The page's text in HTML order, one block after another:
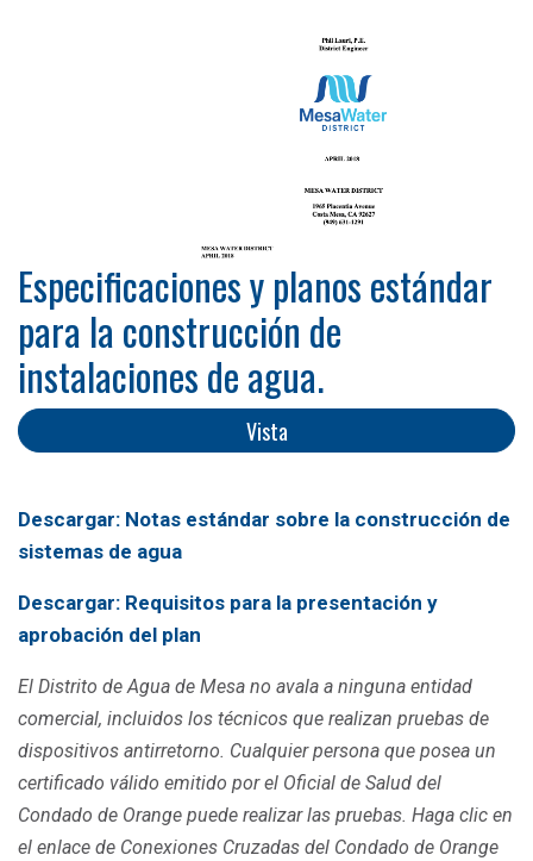
Especificaciones y planos estándar
para la construcción de
instalaciones de agua.
Vista
Descargar: Notas estándar sobre la construcción de
sistemas de agua
Descargar: Requisitos para la presentación y
aprobación del plan
El Distrito de Agua de Mesa no avala a ninguna entidad
comercial, incluidos los técnicos que realizan pruebas de
dispositivos antirretorno. Cualquier persona que posea un
certificado válido emitido por el Oficial de Salud del
Condado de Orange puede realizar las pruebas. Haga clic en
el enlace de Conexiones Cruzadas del Condado de Orange